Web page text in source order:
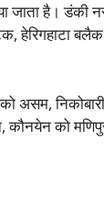
जाता है। डंकी
हेरिगहाटा
असम,
कौनयेन को